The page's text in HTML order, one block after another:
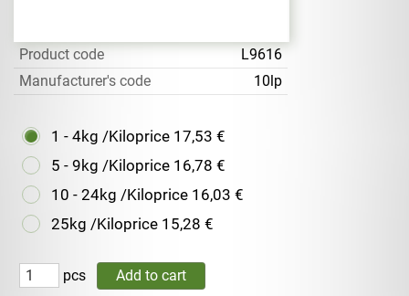
Product code
L9616
Manufacturer's code
10lp
1 - 4kg /Kiloprice 17,53 €
5 - 9kg /Kiloprice 16,78 €
10 - 24kg /Kiloprice 16,03 €
25kg /Kiloprice 15,28 €
pcs